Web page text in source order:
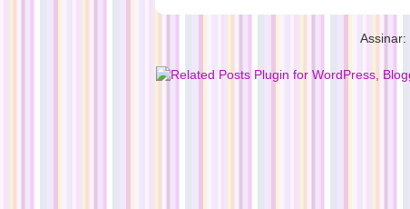
Assinar: